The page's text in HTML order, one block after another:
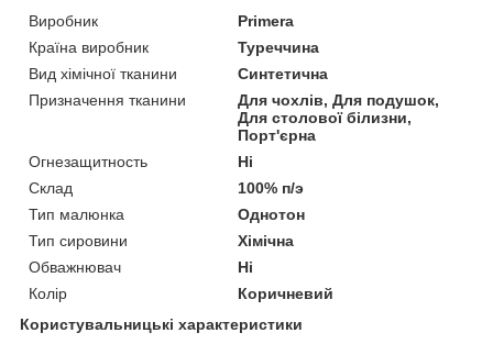
Виробник
Primera
Країна виробник
Туреччина
Вид хімічної тканини
Синтетична
Призначення тканини
Для чохлів, Для подушок,
Для столової білизни,
Порт'єрна
Огнезащитность
Ні
Склад
100% п/э
Тип малюнка
Однотон
Тип сировини
Хімічна
Обважнювач
Ні
Колір
Коричневий
Користувальницькі характеристики